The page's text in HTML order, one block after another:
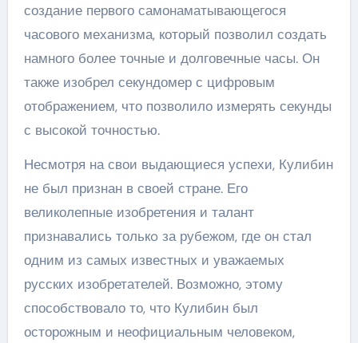
создание первого самонаматывающегося
часового механизма, который позволил создать
намного более точные и долговечные часы. Он
также изобрел секундомер с цифровым
отображением, что позволило измерять секунды
с высокой точностью.
Несмотря на свои выдающиеся успехи, Кулибин
не был признан в своей стране. Его
великолепные изобретения и талант
признавались толькo за рубежом, где он стал
одним из самых известных и уважаемых
русских изобретателей. Возможно, этому
способствовало то, что Кулибин был
осторожным и неофициальным человеком,